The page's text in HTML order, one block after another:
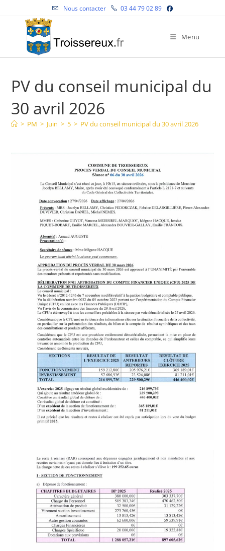
Nous contacter 03 44 79 02 89
Menu
PV du conseil municipal du
30 avril 2026
> PM > Juin > 5 > PV du conseil municipal du 30 avril 2026